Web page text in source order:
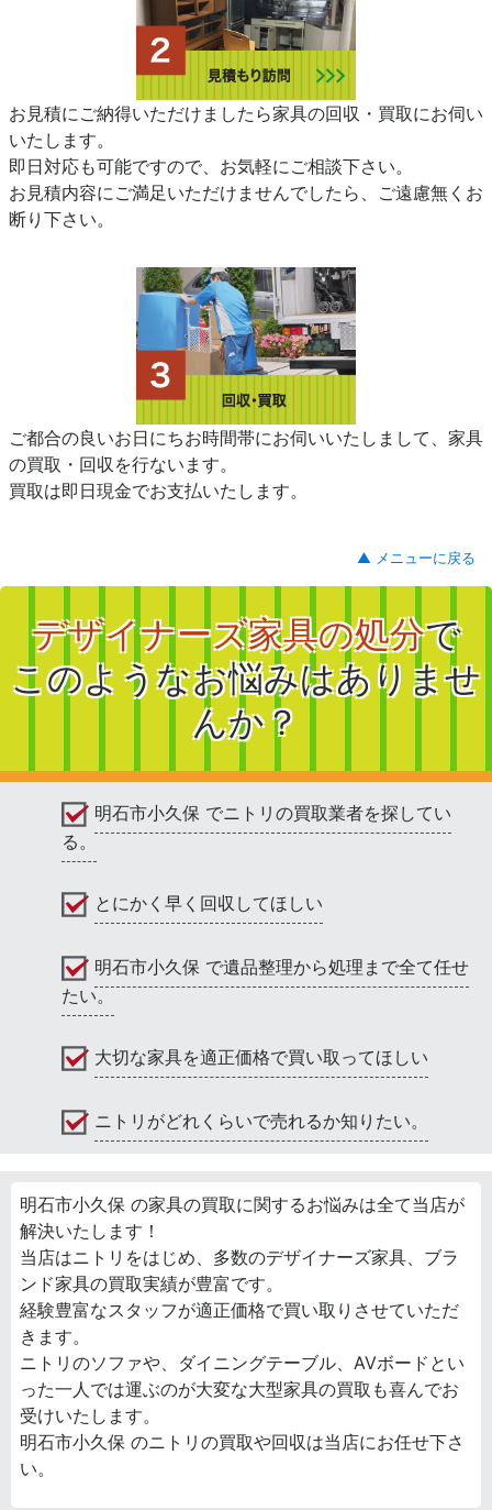
お見積にご納得いただけましたら家具の回収・買取にお伺い
いたします。
即日対応も可能ですので、お気軽にご相談下さい。
お見積内容にご満足いただけませんでしたら、ご遠慮無くお
断り下さい。
ご都合の良いお日にちお時間帯にお伺いいたしまして、家具
の買取・回収を行ないます。
買取は即日現金でお支払いたします。
▲ メニューに戻る
デザイナーズ家具の処分で
このようなお悩みはありませ
んか？
明石市小久保 でニトリの買取業者を探してい
る。
とにかく早く回収してほしい
明石市小久保 で遺品整理から処理まで全て任せ
たい。
大切な家具を適正価格で買い取ってほしい
ニトリがどれくらいで売れるか知りたい。
明石市小久保 の家具の買取に関するお悩みは全て当店が
解決いたします！
当店はニトリをはじめ、多数のデザイナーズ家具、ブラ
ンド家具の買取実績が豊富です。
経験豊富なスタッフが適正価格で買い取りさせていただ
きます。
ニトリのソファや、ダイニングテーブル、AVボードとい
った一人では運ぶのが大変な大型家具の買取も喜んでお
受けいたします。
明石市小久保 のニトリの買取や回収は当店にお任せ下さ
い。